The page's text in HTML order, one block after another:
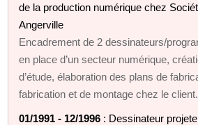
de la production numérique chez
Angerville
Encadrement de 2 dessinateurs/
en place d’un secteur numérique,
d’étude, élaboration des plans de
fabrication et de montage chez le client.
01/1991 - 12/1996 : Dessinateur